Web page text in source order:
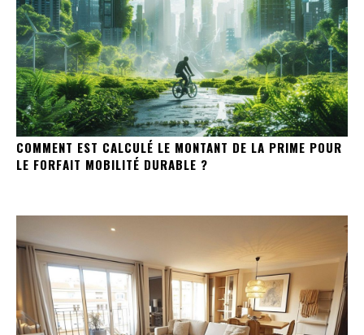
COMMENT EST CALCULÉ LE MONTANT DE LA PRIME POUR
LE FORFAIT MOBILITÉ DURABLE ?